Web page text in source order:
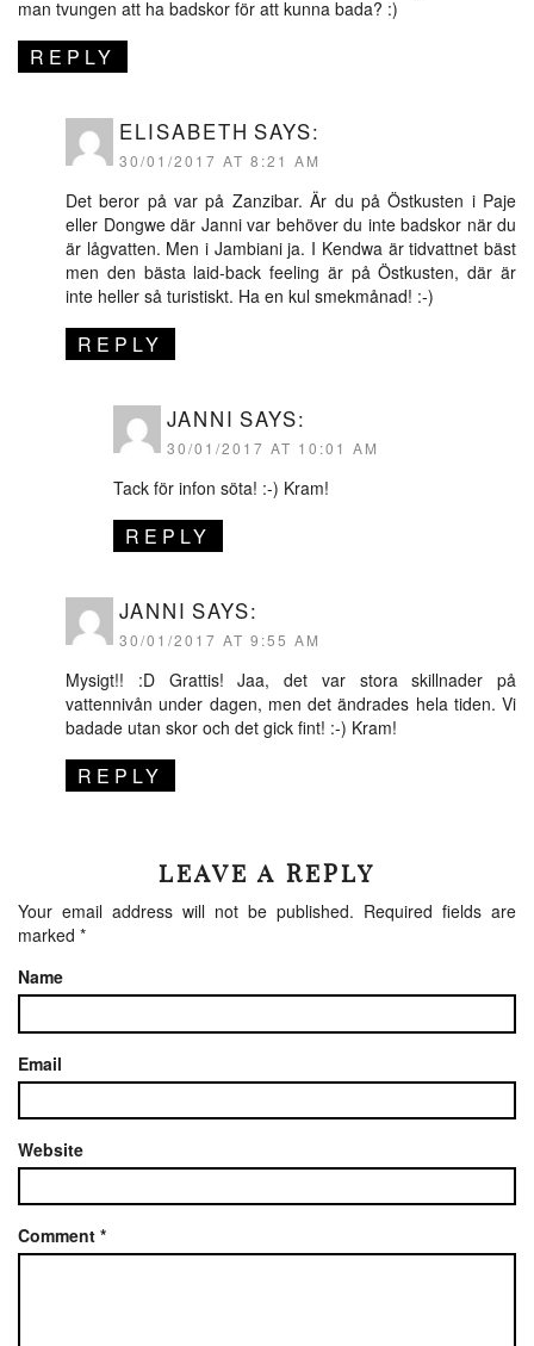
man tvungen att ha badskor för att kunna bada? :)
REPLY
ELISABETH SAYS:
30/01/2017 AT 8:21 AM
Det beror på var på Zanzibar. Är du på Östkusten i Paje
eller Dongwe där Janni var behöver du inte badskor när du
är lågvatten. Men i Jambiani ja. I Kendwa är tidvattnet bäst
men den bästa laid-back feeling är på Östkusten, där är
inte heller så turistiskt. Ha en kul smekmånad! :-)
REPLY
JANNI SAYS:
30/01/2017 AT 10:01 AM
Tack för infon söta! :-) Kram!
REPLY
JANNI SAYS:
30/01/2017 AT 9:55 AM
Mysigt!! :D Grattis! Jaa, det var stora skillnader på
vattennivån under dagen, men det ändrades hela tiden. Vi
badade utan skor och det gick fint! :-) Kram!
REPLY
LEAVE A REPLY
Your email address will not be published. Required fields are
marked *
Name
Email
Website
Comment *